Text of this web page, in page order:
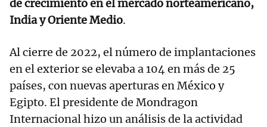
de crecimiento en el mercado norteamericano,
India y Oriente Medio.
Al cierre de 2022, el número de implantaciones
en el exterior se elevaba a 104 en más de 25
países, con nuevas aperturas en México y
Egipto. El presidente de Mondragon
Internacional hizo un análisis de la actividad